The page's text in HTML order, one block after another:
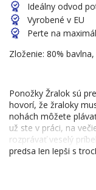
Ideálny odvod
Vyrobené v EU
Perte na
Zloženie: 80%
Ponožky Žralok sú
hovorí, že žraloky
nohách môžete
už ste v práci, na
rozprávať veselý
predsa len lepší s